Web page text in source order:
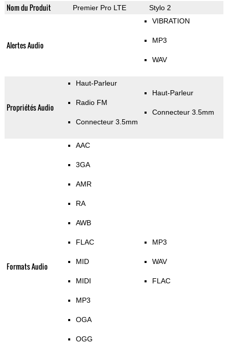
Nom du Produit Premier Pro LTE Stylo 2
Alertes Audio
VIBRATION
MP3
WAV
Propriétés Audio
Haut-Parleur
Radio FM
Connecteur 3.5mm
Haut-Parleur
Connecteur 3.5mm
Formats Audio
AAC
3GA
AMR
RA
AWB
FLAC
MID
MIDI
MP3
OGA
OGG
MP3
WAV
FLAC